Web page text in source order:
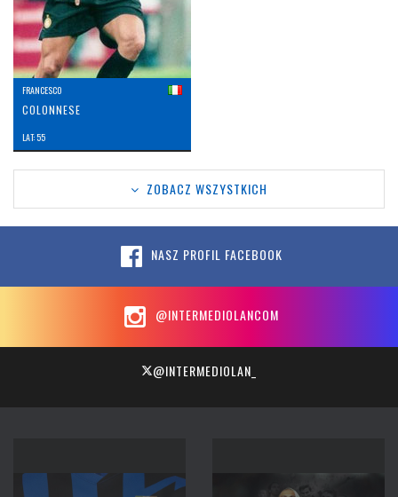
FRANCESCO
COLONNESE
LAT: 55
ZOBACZ WSZYSTKICH
NASZ PROFIL FACEBOOK
@INTERMEDIOLANCOM
@INTERMEDIOLAN_